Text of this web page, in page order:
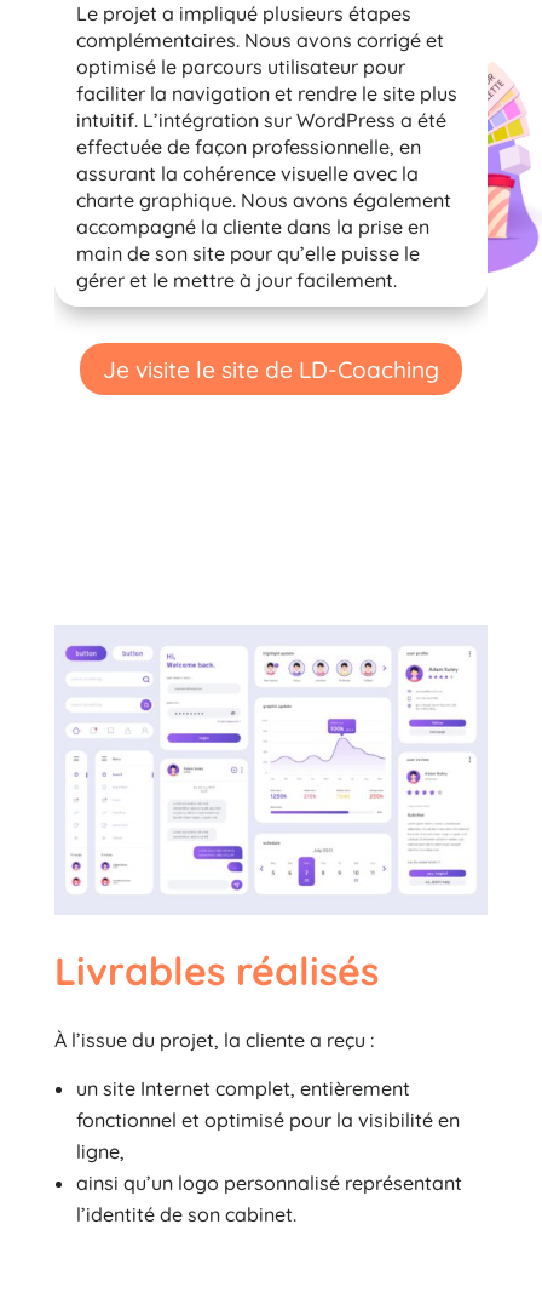
Le projet a impliqué plusieurs étapes
complémentaires. Nous avons corrigé et
optimisé le parcours utilisateur pour
faciliter la navigation et rendre le site plus
intuitif. L’intégration sur WordPress a été
effectuée de façon professionnelle, en
assurant la cohérence visuelle avec la
charte graphique. Nous avons également
accompagné la cliente dans la prise en
main de son site pour qu’elle puisse le
gérer et le mettre à jour facilement.
Je visite le site de LD-Coaching
Livrables réalisés
À l’issue du projet, la cliente a reçu :
un site Internet complet, entièrement
fonctionnel et optimisé pour la visibilité en
ligne,
ainsi qu’un logo personnalisé représentant
l’identité de son cabinet.